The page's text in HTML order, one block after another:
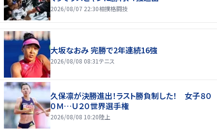
2026/08/07 22:30相撲格闘技
大坂なおみ 完勝で2年連続16強
2026/08/08 08:31テニス
久保凛が決勝進出！ラスト勝負制した！ 女子８０
０Ｍ…Ｕ２０世界選手権
2026/08/08 10:20陸上